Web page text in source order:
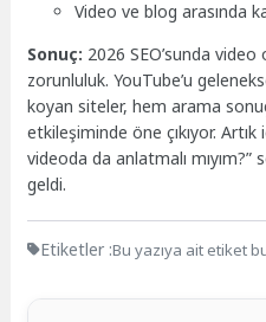
Video ve blog arasında
Sonuç: 2026 SEO’sunda
zorunluluk. YouTube’u
koyan siteler, hem arama
etkileşiminde öne çıkıyor.
videoda da anlatmalı
geldi.
Etiketler :Bu yazıya ait etiket